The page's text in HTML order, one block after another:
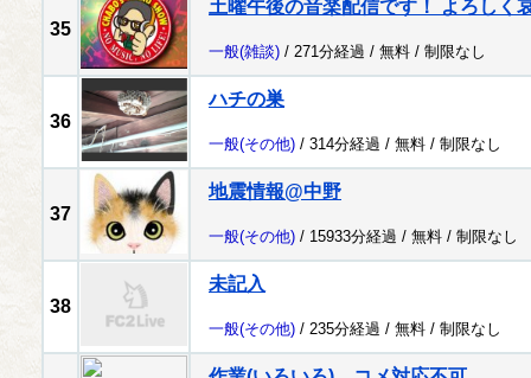
35
土曜午後の音楽配信です！ よろしく
一般(雑談) / 271分経過 / 無料 / 制限なし
36
ハチの巣
一般(その他) / 314分経過 / 無料 / 制限なし
37
地震情報@中野
一般(その他) / 15933分経過 / 無料 / 制限なし
38
未記入
一般(その他) / 235分経過 / 無料 / 制限なし